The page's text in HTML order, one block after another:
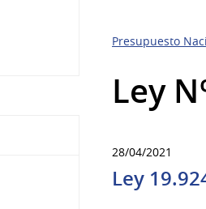
Presupuesto
Ley
28/04/2021
Ley